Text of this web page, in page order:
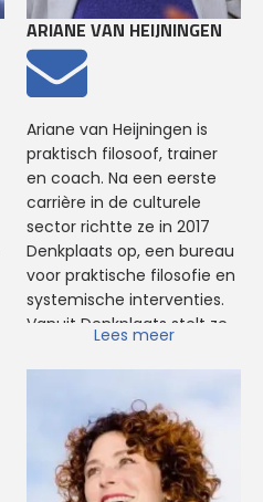
de maand van de filosofie:
'Het leven als kunstwerk'.
Sinds 2014 is hij verbonden
aan het Centrum voor
Humanistische Vorming, als
lector Bildung en
Levenskunst. Dohmen is bij
de HTF Hogeschool voor
Toegepaste Filosofie
docent Levenskunst en
Retorica en Narrativiteit.
Joep is mede-ontwikkelaar
van de (Pre)master
Toegepaste Filosofie.
Tevens is hij voorzitter van
en Persoonsvorming bij de
HTF Hogeschool voor
Toegepaste Filosofie en
lector Bildung.
ARIANE VAN HEIJNINGEN
Ariane van Heijningen is
praktisch filosoof, trainer
en coach. Na een eerste
carrière in de culturele
sector richtte ze in 2017
Denkplaats op, een bureau
voor praktische filosofie en
systemische interventies.
Vanuit Denkplaats stelt ze
rake vragen aan iedereen
die durft te denken: van
boardroomdilemma's tot
persoonlijke vraagstukken.
Daarnaast geeft ze les aan
onder meer de
Lees meer